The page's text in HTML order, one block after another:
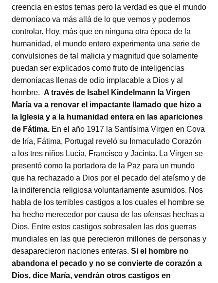
creencia en estos temas pero la verdad es que el mundo
demoníaco va más allá de lo que vemos y podemos
controlar. Hoy, más que en ninguna otra época de la
humanidad, el mundo entero experimenta una serie de
convulsiones de tal malicia y magnitud que solamente
puedan ser explicados como fruto de inteligencias
demoníacas llenas de odio implacable a Dios y al
hombre. A través de Isabel Kindelmann la Virgen
María va a renovar el impactante llamado que hizo a
la Iglesia y a la humanidad entera en las apariciones
de Fátima. En el año 1917 la Santísima Virgen en Cova
de Iría, Fátima, Portugal reveló su Inmaculado Corazón
a los tres niños Lucía, Francisco y Jacinta. La Virgen se
presentó como la portadora de la Paz para un mundo
que ha rechazado a Dios por el pecado del ateísmo y de
la indiferencia religiosa voluntariamente asumidos. Nos
habla de los terribles castigos a los cuales el hombre se
ha hecho merecedor por causa de las ofensas hechas a
Dios. Entre estos castigos sobresalen las dos guerras
mundiales en las que perecieron millones de personas y
desaparecieron naciones enteras. Si el hombre no
abandona el pecado y no se convierte de corazón a
Dios, dice María, vendrán otros castigos en